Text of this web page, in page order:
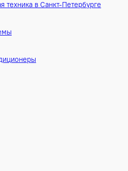
техника в Санкт-Петербурге